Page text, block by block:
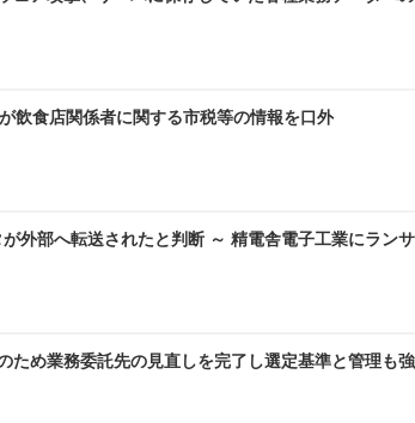
飲食店関係者に関する市税等の情報を口外
外部へ転送されたと判断 ～ 精電舎電子工業にラン
ため業務委託先の見直しを完了し選定基準と管理も